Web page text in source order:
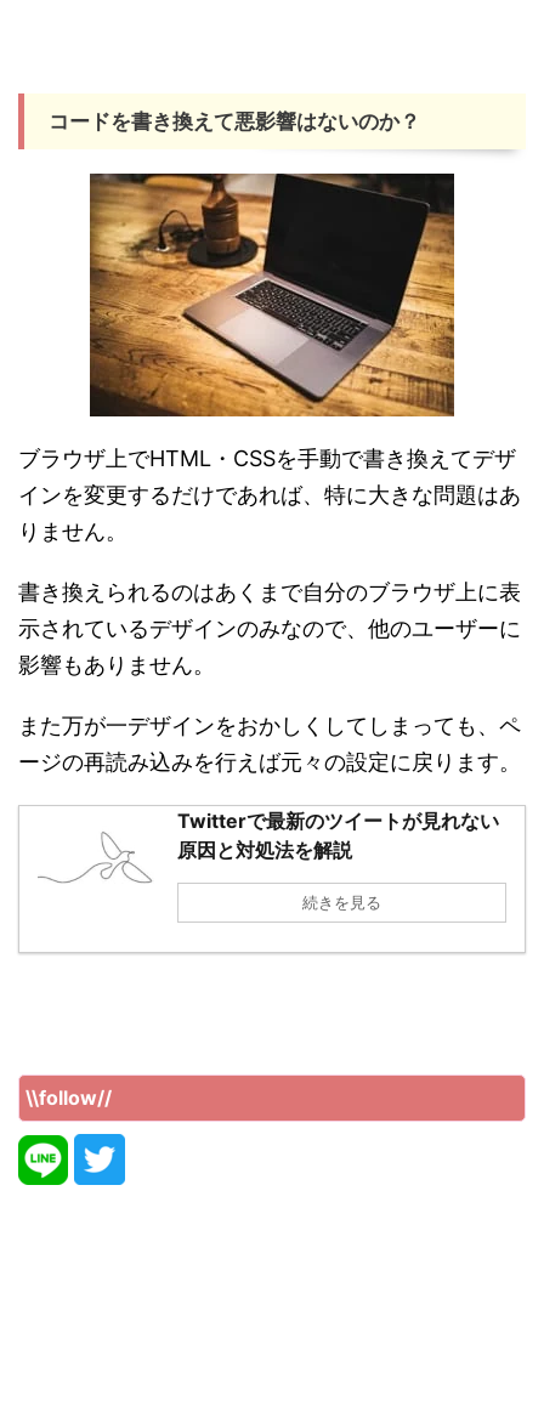
コードを書き換えて悪影響はないのか？
ブラウザ上でHTML・CSSを手動で書き換えてデザ
インを変更するだけであれば、特に大きな問題はあ
りません。
書き換えられるのはあくまで自分のブラウザ上に表
示されているデザインのみなので、他のユーザーに
影響もありません。
また万が一デザインをおかしくしてしまっても、ペ
ージの再読み込みを行えば元々の設定に戻ります。
Twitterで最新のツイートが見れない
原因と対処法を解説
続きを見る
\\follow//